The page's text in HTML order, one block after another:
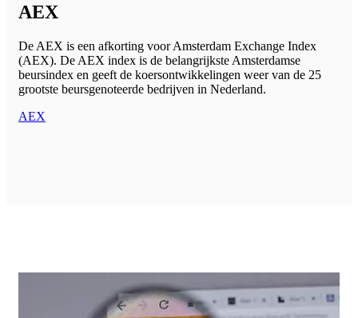
AEX
De AEX is een afkorting voor Amsterdam Exchange Index
(AEX). De AEX index is de belangrijkste Amsterdamse
beursindex en geeft de koersontwikkelingen weer van de 25
grootste beursgenoteerde bedrijven in Nederland.
AEX